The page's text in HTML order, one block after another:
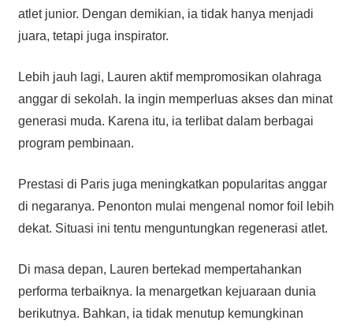
atlet junior. Dengan demikian, ia tidak hanya menjadi
juara, tetapi juga inspirator.
Lebih jauh lagi, Lauren aktif mempromosikan olahraga
anggar di sekolah. Ia ingin memperluas akses dan minat
generasi muda. Karena itu, ia terlibat dalam berbagai
program pembinaan.
Prestasi di Paris juga meningkatkan popularitas anggar
di negaranya. Penonton mulai mengenal nomor foil lebih
dekat. Situasi ini tentu menguntungkan regenerasi atlet.
Di masa depan, Lauren bertekad mempertahankan
performa terbaiknya. Ia menargetkan kejuaraan dunia
berikutnya. Bahkan, ia tidak menutup kemungkinan